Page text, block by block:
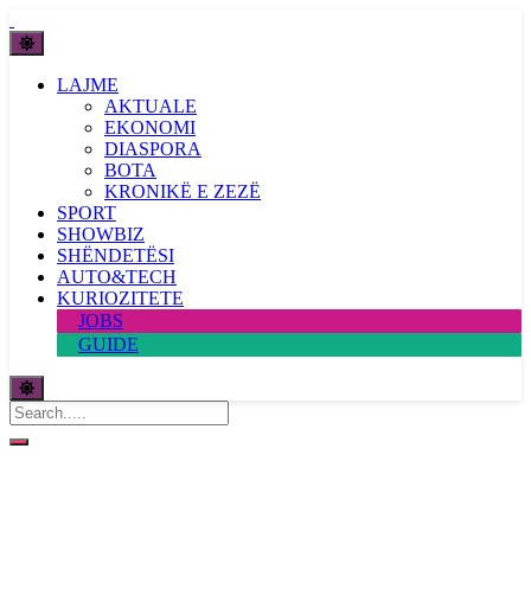
LAJME
AKTUALE
EKONOMI
DIASPORA
BOTA
KRONIKË E ZEZË
SPORT
SHOWBIZ
SHËNDETËSI
AUTO&TECH
KURIOZITETE
JOBS
GUIDE